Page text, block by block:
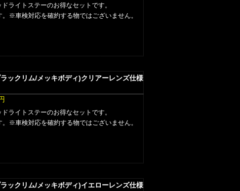
ライトステーのお得なセットです。
※車検対応を確約する物ではございません。
ックリム/メッキボディ)クリアーレンズ仕様
ライトステーのお得なセットです。
※車検対応を確約する物ではございません。
ックリム/メッキボディ)イエローレンズ仕様